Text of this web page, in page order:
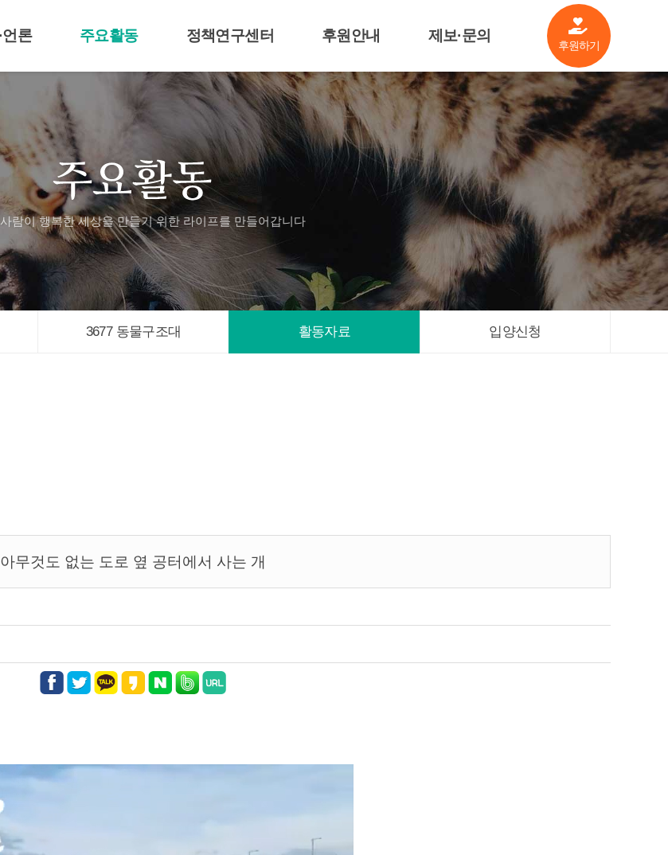
언론
도자료
주요활동
3677 동물구조대
입양신청
정책연구센터
센터알림
후원안내
살림공개
후원기업소개
기금안내
관련자료
제보·문의
제보·문의
후원하기
람이 행복한 세상을 만들기 위한 라이프를 만들어갑니다
3677 동물구조대 활동자료 입양신청
아무것도 없는 도로 옆 공터에서 사는 개